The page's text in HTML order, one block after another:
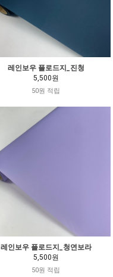
레인보우 플로드지_진청
5,500원
50원 적립
레인보우 플로드지_청연보라
5,500원
50원 적립